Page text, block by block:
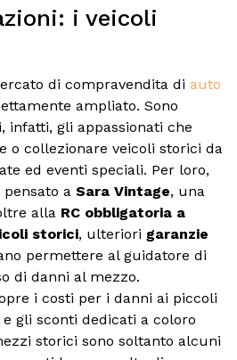
i veicoli
di compravendita di auto
ampliato. Sono
infatti, gli appassionati che
o collezionare veicoli storici da
ed eventi speciali. Per loro,
a Sara Vintage, una
alla RC obbligatoria a
storici, ulteriori garanzie
permettere al guidatore di
di danni al mezzo.
i costi per i danni ai piccoli
gli sconti dedicati a coloro
storici sono soltanto alcuni